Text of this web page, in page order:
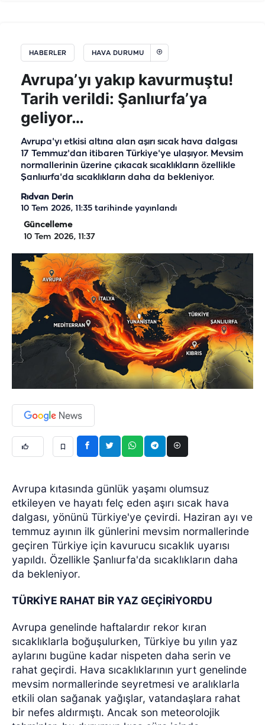
HABERLER HAVA DURUMU
Avrupa’yı yakıp kavurmuştu!
Tarih verildi: Şanlıurfa’ya
geliyor…
Avrupa'yı etkisi altına alan aşırı sıcak hava dalgası
17 Temmuz'dan itibaren Türkiye'ye ulaşıyor. Mevsim
normallerinin üzerine çıkacak sıcaklıkların özellikle
Şanlıurfa'da sıcaklıkların daha da bekleniyor.
Rıdvan Derin
10 Tem 2026, 11:35 tarihinde yayınlandı
Güncelleme
10 Tem 2026, 11:37
Avrupa kıtasında günlük yaşamı olumsuz
etkileyen ve hayatı felç eden aşırı sıcak hava
dalgası, yönünü Türkiye'ye çevirdi. Haziran ayı ve
temmuz ayının ilk günlerini mevsim normallerinde
geçiren Türkiye için kavurucu sıcaklık uyarısı
yapıldı. Özellikle Şanlıurfa'da sıcaklıkların daha
da bekleniyor.
TÜRKİYE RAHAT BİR YAZ GEÇİRİYORDU
Avrupa genelinde haftalardır rekor kıran
sıcaklıklarla boğuşulurken, Türkiye bu yılın yaz
aylarını bugüne kadar nispeten daha serin ve
rahat geçirdi. Hava sıcaklıklarının yurt genelinde
mevsim normallerinde seyretmesi ve aralıklarla
etkili olan sağanak yağışlar, vatandaşlara rahat
bir nefes aldırmıştı. Ancak son meteorolojik